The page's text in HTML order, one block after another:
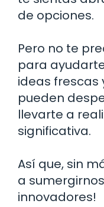
de opciones.
Pero no te
para
ideas frescas
pueden
llevarte a
significativa.
Así que, sin
a
innovadores!